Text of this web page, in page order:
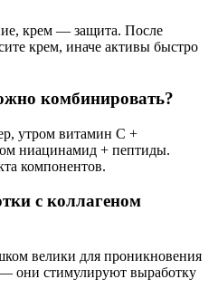
крем — защита. После
крем, иначе активы быстро
комбинировать?
утром витамин С +
ниацинамид + пептиды.
компонентов.
с коллагеном
велики для проникновения
они стимулируют выработку